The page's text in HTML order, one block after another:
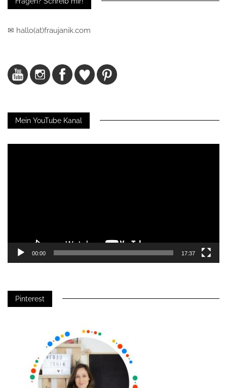
✉ hallo(at)fraujanik.com
Mein YouTube Kanal
00:00 17:37
Pinterest